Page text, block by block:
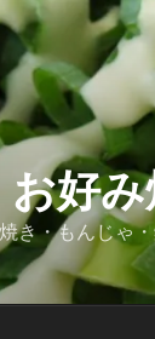
好
き・もんじゃ